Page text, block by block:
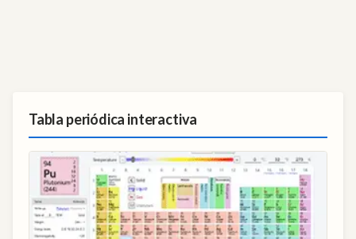
Tabla periódica interactiva